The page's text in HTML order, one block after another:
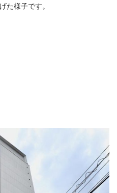
た様子です。